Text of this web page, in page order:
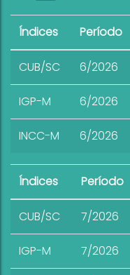
Índices Período
CUB/SC 6/2026
IGP-M 6/2026
INCC-M 6/2026
Índices Período
CUB/SC 7/2026
IGP-M 7/2026